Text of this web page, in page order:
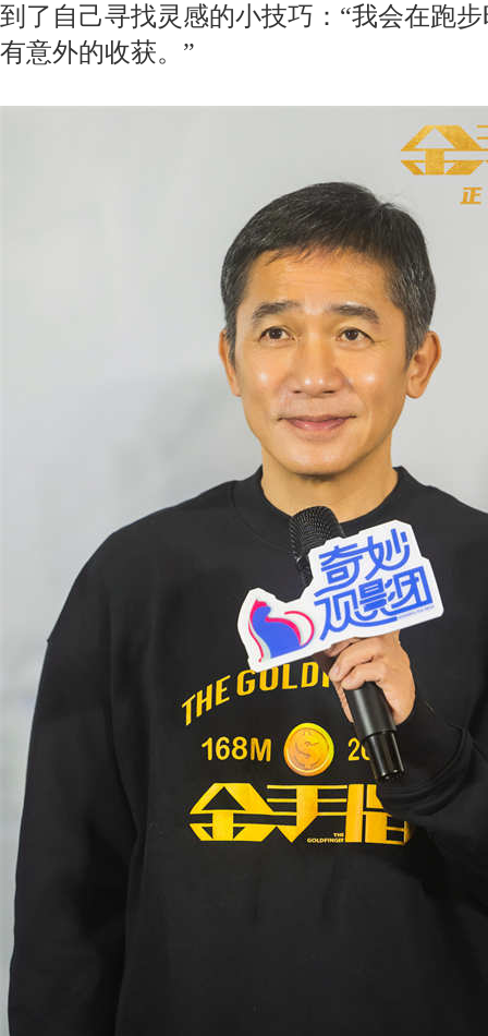
到了自己寻找灵感的小技巧：“我会在跑
有意外的收获。”